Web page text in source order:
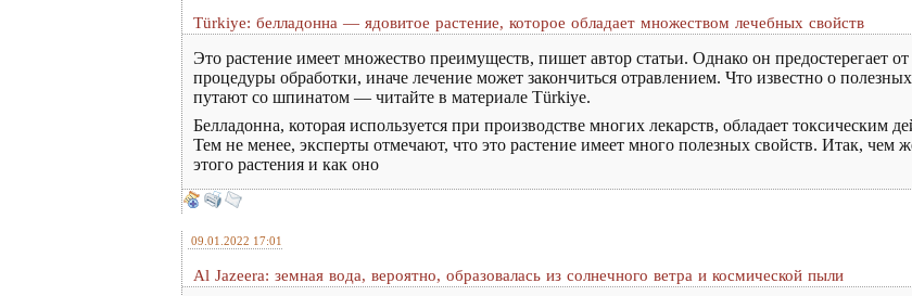
Türkiye: белладонна — ядовитое растение, которое обладает множеством лечебных свойств
Это растение имеет множество преимуществ, пишет автор статьи. Однако он предостерегает
процедуры обработки, иначе лечение может закончиться отравлением. Что известно о
путают со шпинатом — читайте в материале Türkiye.
Белладонна, которая используется при производстве многих лекарств, обладает токсическим
Тем не менее, эксперты отмечают, что это растение имеет много полезных свойств. Итак, чем
этого растения и как оно
09.01.2022 17:01
Al Jazeera: земная вода, вероятно, образовалась из солнечного ветра и космической пыли